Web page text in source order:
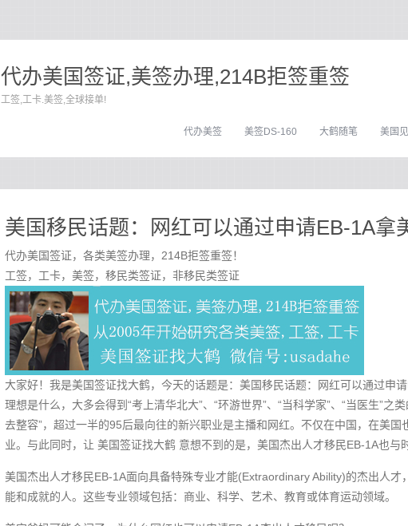
代办美国签证,美签办理,214B拒签重签
工签,工卡.美签,全球接单!
美国
大鹤随笔
美签DS-160
代办美签
美国移民话题：网红可以通过申请EB-1A拿
代办美国签证，各类美签办理，214B拒签重签！
工签，工卡，美签，移民类签证，非移民类签证
大家好！我是美国签证找大鹤，今天的话题是：美国移民话题：网红可以通过申
理想是什么，大多会得到“考上清华北大”、“环游世界”、“当科学家”、“当医生”
去整容”，超过一半的95后最向往的新兴职业是主播和网红。不仅在中国，在美国
业。与此同时，让 美国签证找大鹤 意想不到的是，美国杰出人才移民EB-1A也与
美国杰出人才移民EB-1A面向具备特殊专业才能(Extraordinary Ability)的杰出人
能和成就的人。这些专业领域包括：商业、科学、艺术、教育或体育运动领域。